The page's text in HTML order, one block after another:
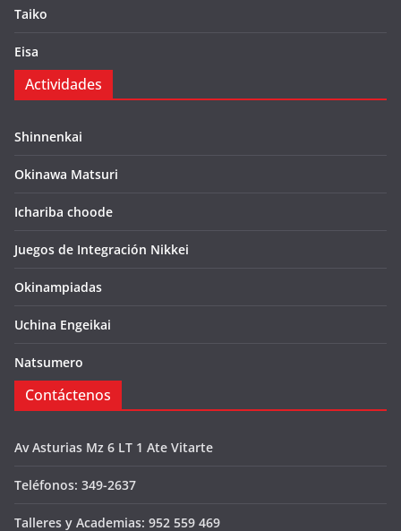
Taiko
Eisa
Actividades
Shinnenkai
Okinawa Matsuri
Ichariba choode
Juegos de Integración Nikkei
Okinampiadas
Uchina Engeikai
Natsumero
Contáctenos
Av Asturias Mz 6 LT 1 Ate Vitarte
Teléfonos: 349-2637
Talleres y Academias: 952 559 469